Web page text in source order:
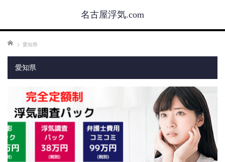
名古屋浮気.com
ホーム 愛知県
愛知県